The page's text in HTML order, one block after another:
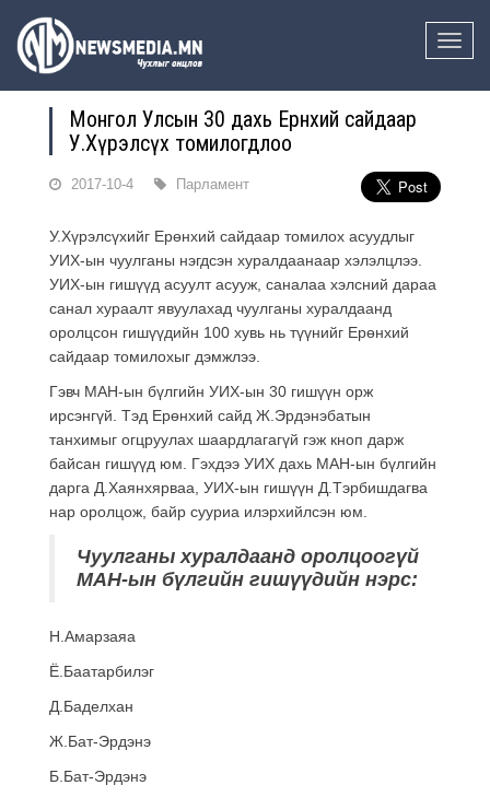
Toggle
Монгол Улсын 30 дахь Ерөнхий сайдаар
У.Хүрэлсүх томилогдлоо
2017-10-4 Парламент
У.Хүрэлсүхийг Ерөнхий сайдаар томилох асуудлыг
УИХ-ын чуулганы нэгдсэн хуралдаанаар хэлэлцлээ.
УИХ-ын гишүүд асуулт асууж, саналаа хэлсний дараа
санал хураалт явуулахад чуулганы хуралдаанд
оролцсон гишүүдийн 100 хувь нь түүнийг Ерөнхий
сайдаар томилохыг дэмжлээ.
Гэвч МАН-ын бүлгийн УИХ-ын 30 гишүүн орж
ирсэнгүй. Тэд Ерөнхий сайд Ж.Эрдэнэбатын
танхимыг огцруулах шаардлагагүй гэж кноп дарж
байсан гишүүд юм. Гэхдээ УИХ дахь МАН-ын бүлгийн
дарга Д.Хаянхярваа, УИХ-ын гишүүн Д.Тэрбишдагва
нар оролцож, байр сууриа илэрхийлсэн юм.
Чуулганы хуралдаанд оролцоогүй
МАН-ын бүлгийн гишүүдийн нэрс:
Н.Амарзаяа
Ё.Баатарбилэг
Д.Баделхан
Ж.Бат-Эрдэнэ
Б.Бат-Эрдэнэ